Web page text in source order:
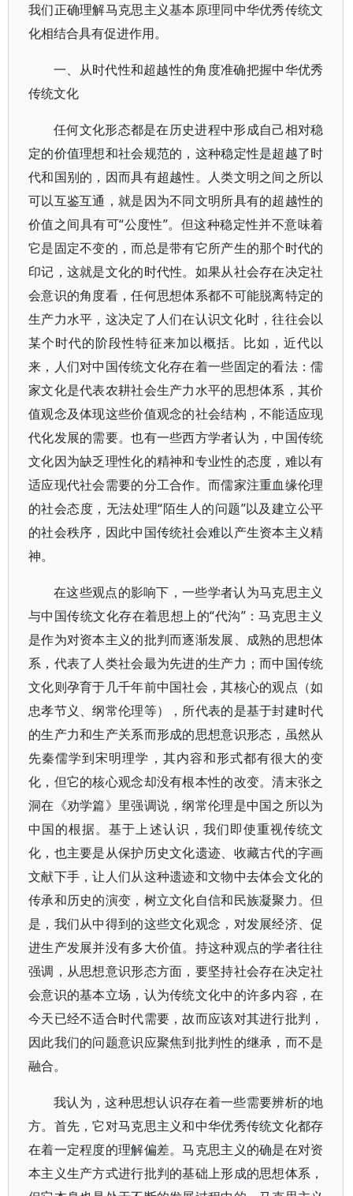
我们正确理解马克思主义基本原理同中华优秀传统文
化相结合具有促进作用。
一、从时代性和超越性的角度准确把握中华优秀
传统文化
任何文化形态都是在历史进程中形成自己相对稳
定的价值理想和社会规范的，这种稳定性是超越了时
代和国别的，因而具有超越性。人类文明之间之所以
可以互鉴互通，就是因为不同文明所具有的超越性的
价值之间具有可“公度性”。但这种稳定性并不意味着
它是固定不变的，而总是带有它所产生的那个时代的
印记，这就是文化的时代性。如果从社会存在决定社
会意识的角度看，任何思想体系都不可能脱离特定的
生产力水平，这决定了人们在认识文化时，往往会以
某个时代的阶段性特征来加以概括。比如，近代以
来，人们对中国传统文化存在着一些固定的看法：儒
家文化是代表农耕社会生产力水平的思想体系，其价
值观念及体现这些价值观念的社会结构，不能适应现
代化发展的需要。也有一些西方学者认为，中国传统
文化因为缺乏理性化的精神和专业性的态度，难以有
适应现代社会需要的分工合作。而儒家注重血缘伦理
的社会态度，无法处理“陌生人的问题”以及建立公平
的社会秩序，因此中国传统社会难以产生资本主义精
神。
在这些观点的影响下，一些学者认为马克思主义
与中国传统文化存在着思想上的“代沟”：马克思主义
是作为对资本主义的批判而逐渐发展、成熟的思想体
系，代表了人类社会最为先进的生产力；而中国传统
文化则孕育于几千年前中国社会，其核心的观点（如
忠孝节义、纲常伦理等），所代表的是基于封建时代
的生产力和生产关系而形成的思想意识形态，虽然从
先秦儒学到宋明理学，其内容和形式都有很大的变
化，但它的核心观念却没有根本性的改变。清末张之
洞在《劝学篇》里强调说，纲常伦理是中国之所以为
中国的根据。基于上述认识，我们即使重视传统文
化，也主要是从保护历史文化遗迹、收藏古代的字画
文献下手，让人们从这种遗迹和文物中去体会文化的
传承和历史的演变，树立文化自信和民族凝聚力。但
是，我们从中得到的这些文化观念，对发展经济、促
进生产发展并没有多大价值。持这种观点的学者往往
强调，从思想意识形态方面，要坚持社会存在决定社
会意识的基本立场，认为传统文化中的许多内容，在
今天已经不适合时代需要，故而应该对其进行批判，
因此我们的问题意识应聚焦到批判性的继承，而不是
融合。
我认为，这种思想认识存在着一些需要辨析的地
方。首先，它对马克思主义和中华优秀传统文化都存
在着一定程度的理解偏差。马克思主义的确是在对资
本主义生产方式进行批判的基础上形成的思想体系，